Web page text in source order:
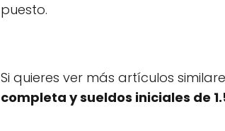
puesto.
Si quieres ver más artículos
completa y sueldos iniciales de